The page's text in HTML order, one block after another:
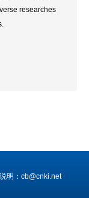
researches
明：cb@cnki.net